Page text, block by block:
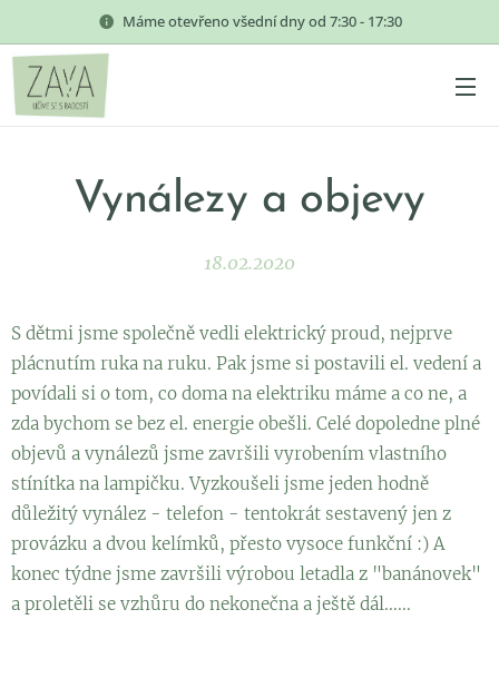
Máme otevřeno všední dny od 7:30 - 17:30
Vynálezy a objevy
18.02.2020
S dětmi jsme společně vedli elektrický proud, nejprve
plácnutím ruka na ruku. Pak jsme si postavili el. vedení a
povídali si o tom, co doma na elektriku máme a co ne, a
zda bychom se bez el. energie obešli. Celé dopoledne plné
objevů a vynálezů jsme završili vyrobením vlastního
stínítka na lampičku. Vyzkoušeli jsme jeden hodně
důležitý vynález - telefon - tentokrát sestavený jen z
provázku a dvou kelímků, přesto vysoce funkční :) A
konec týdne jsme završili výrobou letadla z "banánovek"
a proletěli se vzhůru do nekonečna a ještě dál......